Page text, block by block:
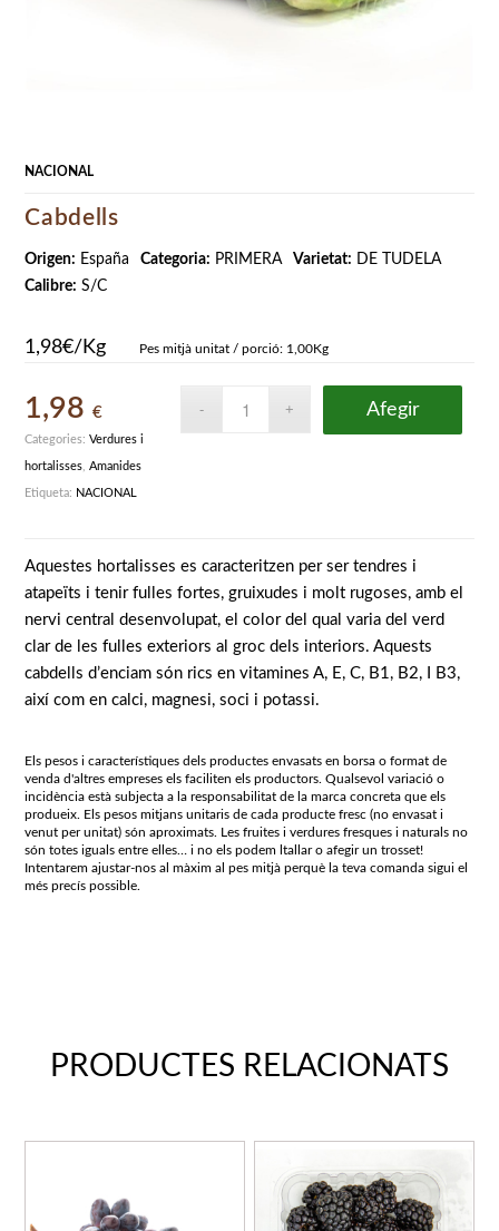
NACIONAL
Cabdells
Origen: España Categoria: PRIMERA Varietat:
DE TUDELA
Calibre: S/C
1,98€/Kg Pes mitjà unitat / porció: 1,00Kg
1,98€ Afegir
Categories:Verdures i
hortalisses ,Amanides
Etiqueta: NACIONAL
Aquestes hortalisses es caracteritzen per ser tendres i
atapeïts i tenir fulles fortes, gruixudes i molt rugoses, amb el
nervi central desenvolupat, el color del qual varia del verd
clar de les fulles exteriors al groc dels interiors. Aquests
cabdells d’enciam són rics en vitamines A, E, C, B1, B2, I B3,
així com en calci, magnesi, soci i potassi.
Els pesos i característiques dels productes envasats en borsa o format de
venda d'altres empreses els faciliten els productors. Qualsevol variació o
incidència està subjecta a la responsabilitat de la marca concreta que els
produeix. Els pesos mitjans unitaris de cada producte fresc (no envasat i
venut per unitat) són aproximats. Les fruites i verdures fresques i naturals no
són totes iguals entre elles… i no els podem ltallar o afegir un trosset!
Intentarem ajustar-nos al màxim al pes mitjà perquè la teva comanda sigui el
més precís possible.
PRODUCTES RELACIONATS